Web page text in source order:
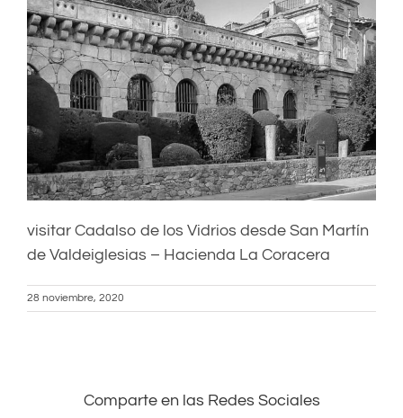
visitar Cadalso de los Vidrios desde San Martín
de Valdeiglesias – Hacienda La Coracera
28 noviembre, 2020
Comparte en las Redes Sociales